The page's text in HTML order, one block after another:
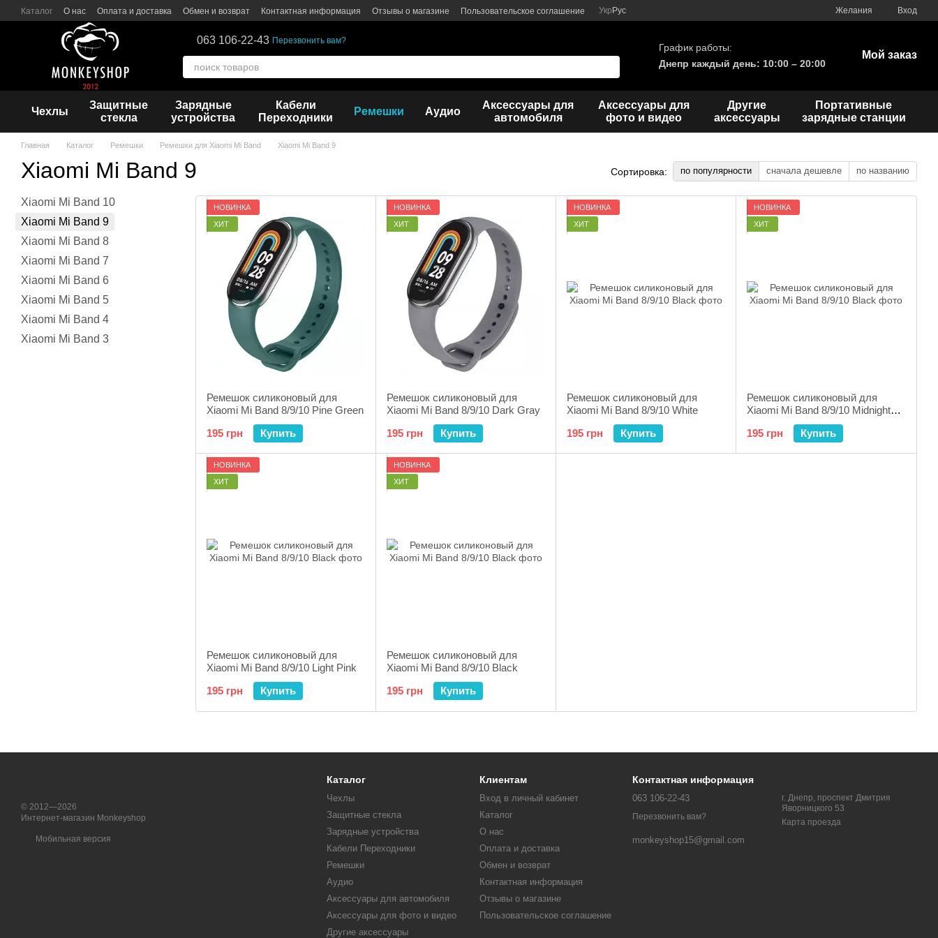
Перейти к основному контенту
Каталог О нас Оплата и доставка Обмен и возврат Контактная информация Отзывы о магазине Пользовательское соглашение Укр Рус Желания Вход
063 106-22-43 Перезвонить вам?
График работы:
Днепр каждый день: 10:00 – 20:00
Мой заказ
Чехлы
Защитные
стекла
Зарядные
устройства
Кабели
Переходники
Ремешки Аудио
Аксессуары для
автомобиля
Аксессуары для
фото и видео
Другие
аксессуары
Портативные
зарядные станции
Главная Каталог Ремешки Ремешки для Xiaomi Mi Band Xiaomi Mi Band 9
Xiaomi Mi Band 9 Сортировка: по популярности сначала дешевле по названию
НОВИНКА
ХИТ
Ремешок силиконовый для
Xiaomi Mi Band 8/9/10 Pine Green
195 грн
Купить
НОВИНКА
ХИТ
Ремешок силиконовый для
Xiaomi Mi Band 8/9/10 Dark Gray
195 грн
Купить
НОВИНКА
ХИТ
Ремешок силиконовый для
Xiaomi Mi Band 8/9/10 White
195 грн
Купить
НОВИНКА
ХИТ
Ремешок силиконовый для
Xiaomi Mi Band 8/9/10 Midnight
195 грн
Купить
НОВИНКА
ХИТ
Ремешок силиконовый для
Xiaomi Mi Band 8/9/10 Light Pink
195 грн
Купить
НОВИНКА
ХИТ
Ремешок силиконовый для
Xiaomi Mi Band 8/9/10 Black
195 грн
Купить
Xiaomi Mi Band 10
Xiaomi Mi Band 9
Xiaomi Mi Band 8
Xiaomi Mi Band 7
Xiaomi Mi Band 6
Xiaomi Mi Band 5
Xiaomi Mi Band 4
Xiaomi Mi Band 3
© 2012—2026
Интернет-магазин Monkeyshop
Мобильная версия
Каталог
Чехлы
Защитные стекла
Зарядные устройства
Кабели Переходники
Ремешки
Аудио
Аксессуары для автомобиля
Аксессуары для фото и видео
Другие аксессуары
Клиентам
Вход в личный кабинет
Каталог
О нас
Оплата и доставка
Обмен и возврат
Контактная информация
Отзывы о магазине
Пользовательское соглашение
Контактная информация
063 106-22-43
Перезвонить вам?
monkeyshop15@gmail.com
г. Днепр, проспект Дмитрия
Яворницкого 53
Карта проезда